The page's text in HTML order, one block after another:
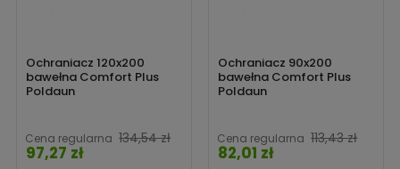
Ochraniacz 120x200
bawełna Comfort Plus
Poldaun
Cena regularna 134,54 zł
Cena
97,27 zł
Ochraniacz 90x200
bawełna Comfort Plus
Poldaun
Cena regularna 113,43 zł
82,01 zł